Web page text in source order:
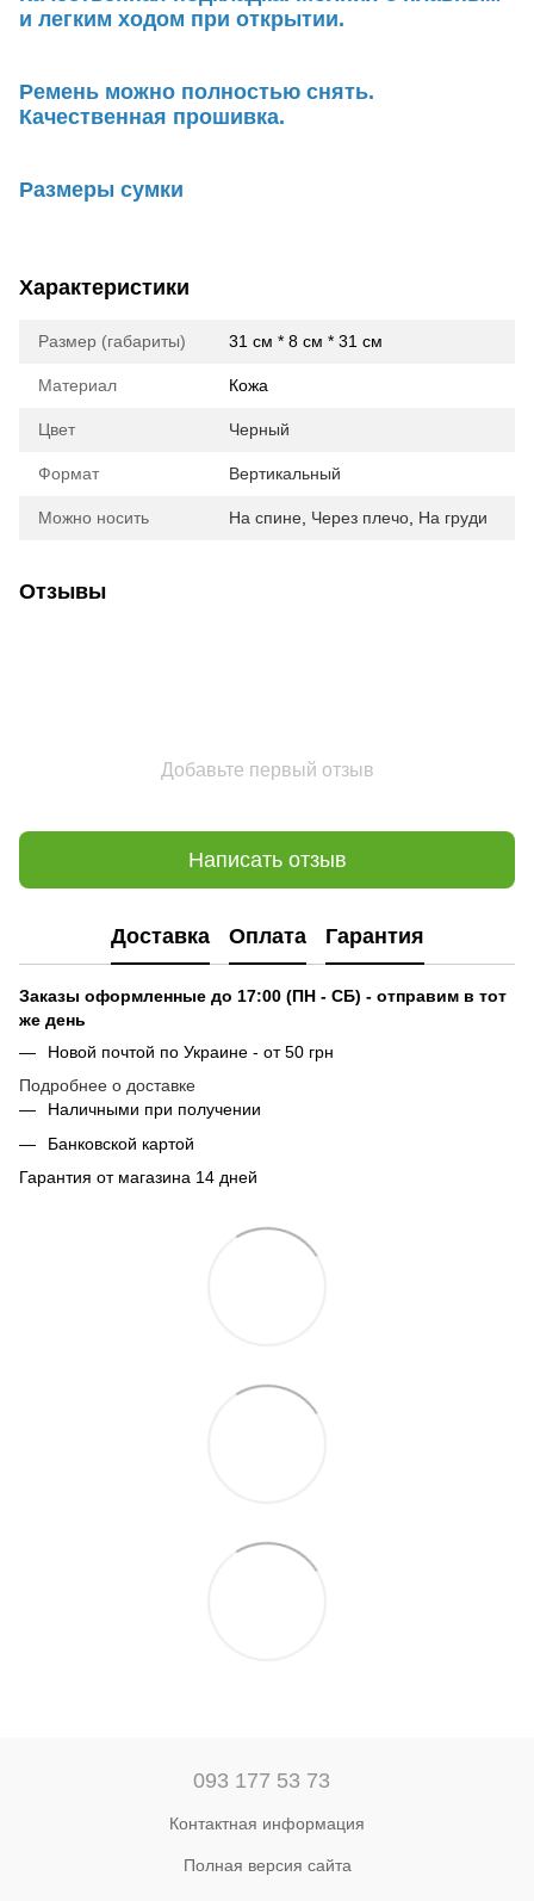
и легким ходом при открытии.
Ремень можно полностью снять.
Качественная прошивка.
Размеры сумки
Характеристики
Размер (габариты) 31 см * 8 см * 31 см
Материал Кожа
Цвет Черный
Формат Вертикальный
Можно носить На спине Через плечо На груди
Отзывы
Добавьте первый отзыв
Написать отзыв
Доставка Оплата Гарантия
Заказы оформленные до 17:00 (ПН - СБ) - отправим в тот
же день
Новой почтой по Украине - от 50 грн
Подробнее о доставке
Наличными при получении
Банковской картой
Гарантия от магазина 14 дней
093 177 53 73
Контактная информация
Полная версия сайта